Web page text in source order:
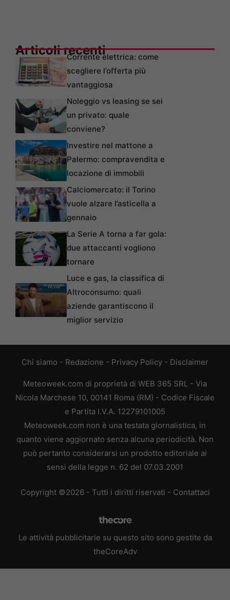
Articoli recentiCorrente elettrica: come
scegliere l’offerta più
vantaggiosa
Noleggio vs leasing se sei
un privato: quale
conviene?
Investire nel mattone a
Palermo: compravendita e
locazione di immobili
Calciomercato: il Torino
vuole alzare l’asticella a
gennaio
La Serie A torna a far gola:
due attaccanti vogliono
tornare
Luce e gas, la classifica di
Altroconsumo: quali
aziende garantiscono il
miglior servizio
Chi siamo - Redazione - Privacy Policy - Disclaimer
Meteoweek.com di proprietà di WEB 365 SRL - Via
Nicola Marchese 10, 00141 Roma (RM) - Codice Fiscale
e Partita I.V.A. 12279101005
Meteoweek.com non è una testata giornalistica, in
quanto viene aggiornato senza alcuna periodicità. Non
può pertanto considerarsi un prodotto editoriale ai
sensi della legge n. 62 del 07.03.2001
Copyright ©2026 - Tutti i diritti riservati - Contattaci
Le attività pubblicitarie su questo sito sono gestite da
theCoreAdv